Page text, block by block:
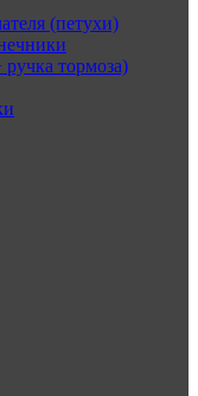
(петухи)
тормоза)